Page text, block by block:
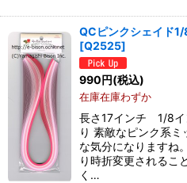
QCピンクシェイド
[Q2525]
990円(税込)
在庫在庫わずか
長さ17インチ 1/8
り 素敵なピンク系
な気分になりますね
り時折変更されるこ
く…